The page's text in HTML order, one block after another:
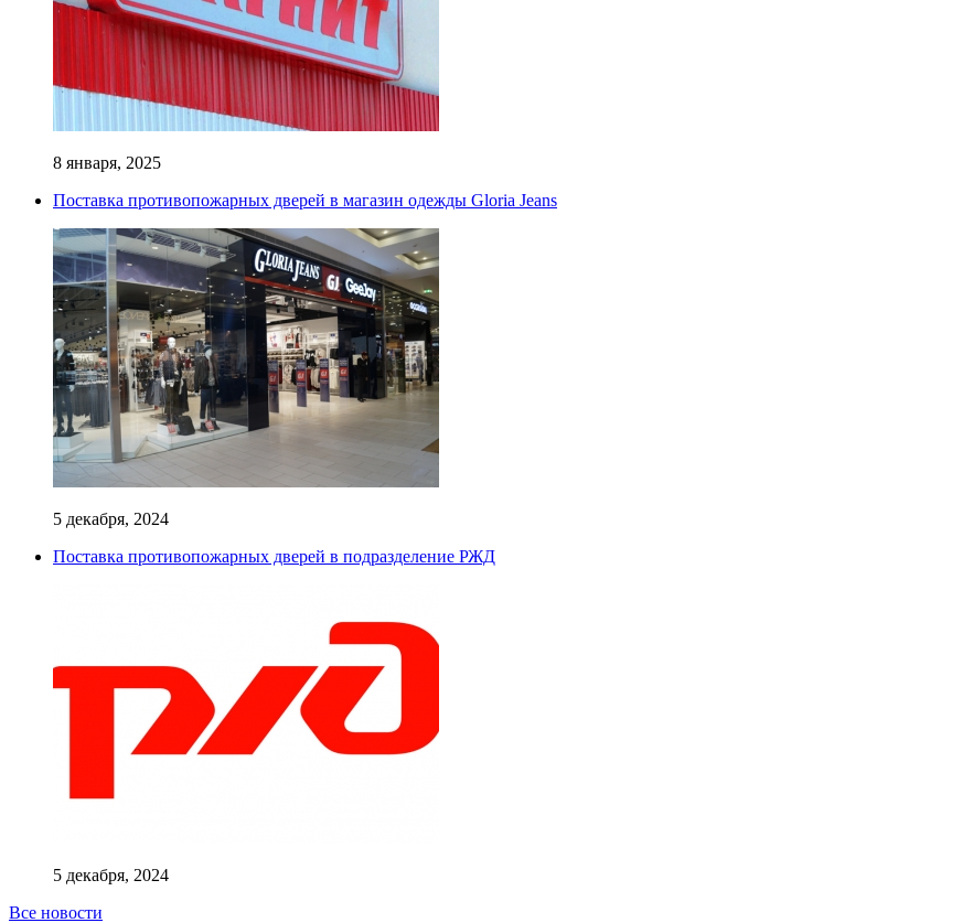
8 января, 2025
Поставка противопожарных дверей в магазин одежды Gloria Jeans
5 декабря, 2024
Поставка противопожарных дверей в подразделение РЖД
5 декабря, 2024
Все новости